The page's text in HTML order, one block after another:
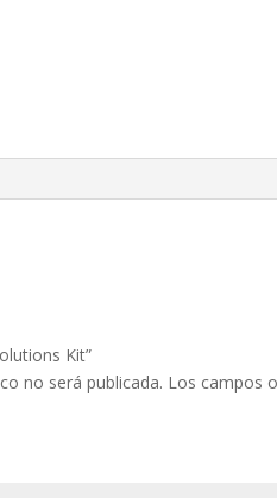
Kit”
no será publicada. Los campos